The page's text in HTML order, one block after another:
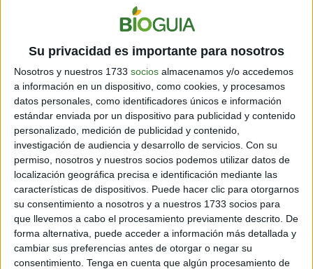
Su privacidad es importante para nosotros
Nosotros y nuestros 1733 socios almacenamos y/o accedemos
a información en un dispositivo, como cookies, y procesamos
datos personales, como identificadores únicos e información
estándar enviada por un dispositivo para publicidad y contenido
personalizado, medición de publicidad y contenido,
investigación de audiencia y desarrollo de servicios. Con su
permiso, nosotros y nuestros socios podemos utilizar datos de
localización geográfica precisa e identificación mediante las
características de dispositivos. Puede hacer clic para otorgarnos
su consentimiento a nosotros y a nuestros 1733 socios para
que llevemos a cabo el procesamiento previamente descrito. De
forma alternativa, puede acceder a información más detallada y
cambiar sus preferencias antes de otorgar o negar su
consentimiento. Tenga en cuenta que algún procesamiento de
AMBIENTE
Quién es Yvonne Aki-Sawyerr, la alcaldesa plantadora
de árboles
3 min | 08/03/2024
Todo inició en 2020, donde tuvo que lidiar con la pandemia. En
medio de esta circunstancia, lanzó la campaña
#FreetownTheTreeTown. ¿Qué hizo?